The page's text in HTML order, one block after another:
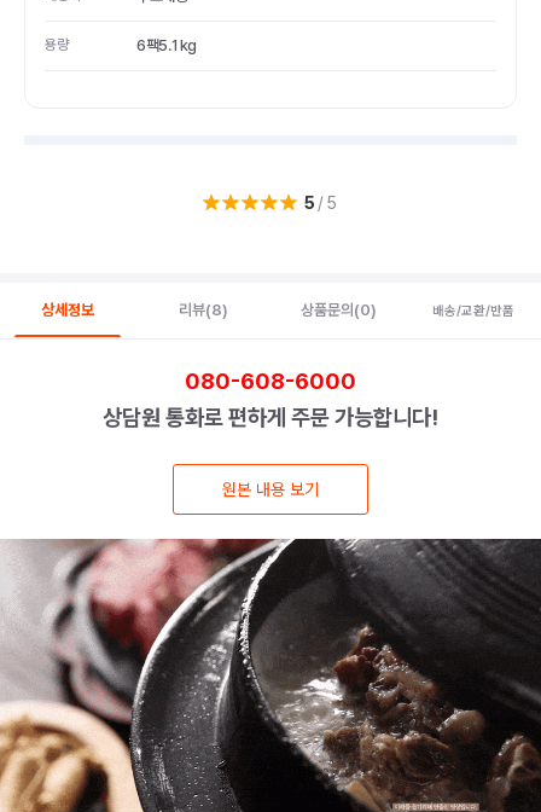
용량 6팩5.1kg
5 /5
상세정보 리뷰(8) 상품문의 (0) 배송/교환/반품
080-608-6000
상담원 통화로 편하게 주문 가능합니다!
원본 내용 보기